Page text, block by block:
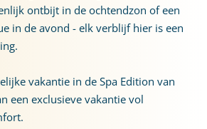
ontbijt in de ochtendzon of een
in de avond - elk verblijf hier is een
vakantie in de Spa Edition van
een exclusieve vakantie vol